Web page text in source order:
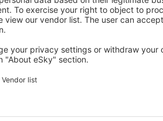
Expecto Apartments
€195